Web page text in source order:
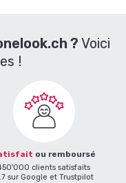
? Voici
!
ou remboursé
clients satisfaits
sur Google et Trustpilot